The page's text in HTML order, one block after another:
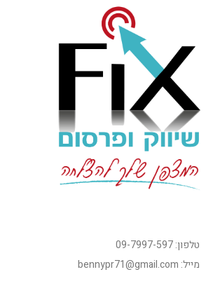
טלפון: 09-7997-597
מייל: bennypr71@gmail.com